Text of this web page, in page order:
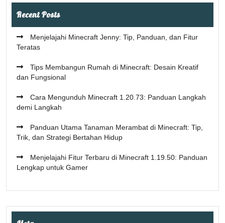
Recent Posts
Menjelajahi Minecraft Jenny: Tip, Panduan, dan Fitur
Teratas
Tips Membangun Rumah di Minecraft: Desain Kreatif
dan Fungsional
Cara Mengunduh Minecraft 1.20.73: Panduan Langkah
demi Langkah
Panduan Utama Tanaman Merambat di Minecraft: Tip,
Trik, dan Strategi Bertahan Hidup
Menjelajahi Fitur Terbaru di Minecraft 1.19.50: Panduan
Lengkap untuk Gamer